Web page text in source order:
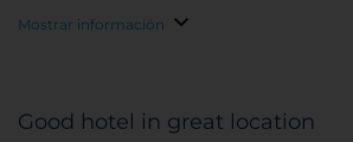
Mostrar información
Good hotel in great location